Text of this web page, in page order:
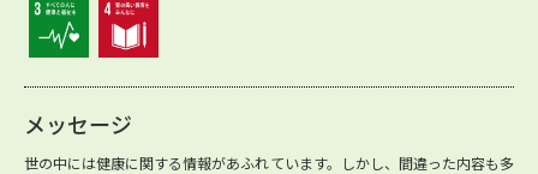
メッセージ
世の中には健康に関する情報があふれています。しかし、間違った内容も多